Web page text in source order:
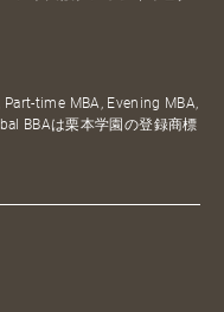
time MBA, Evening MBA,
BBAは栗本学園の登録商標